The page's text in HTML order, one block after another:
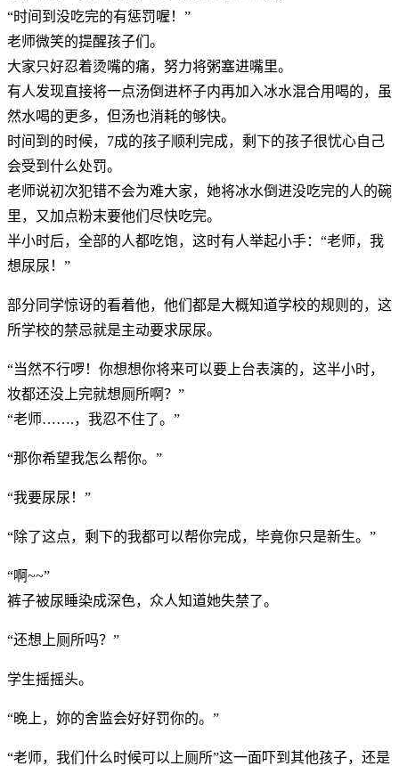
“时间到没吃完的有惩罚喔！”
老师微笑的提醒孩子们。
大家只好忍着烫嘴的痛，努力将粥塞进嘴里。
有人发现直接将一点汤倒进杯子内再加入冰水混合用喝的，虽
然水喝的更多，但汤也消耗的够快。
时间到的时候，7成的孩子顺利完成，剩下的孩子很忧心自己
会受到什么处罚。
老师说初次犯错不会为难大家，她将冰水倒进没吃完的人的碗
里，又加点粉末要他们尽快吃完。
半小时后，全部的人都吃饱，这时有人举起小手：“老师，我
想尿尿！”
部分同学惊讶的看着他，他们都是大概知道学校的规则的，这
所学校的禁忌就是主动要求尿尿。
“当然不行啰！你想想你将来可以要上台表演的，这半小时，
妆都还没上完就想厕所啊？”
“老师…….，我忍不住了。”
“那你希望我怎么帮你。”
“我要尿尿！”
“除了这点，剩下的我都可以帮你完成，毕竟你只是新生。”
“啊~~”
裤子被尿睡染成深色，众人知道她失禁了。
“还想上厕所吗？”
学生摇摇头。
“晚上，妳的舍监会好好罚你的。”
“老师，我们什么时候可以上厕所”这一面吓到其他孩子，还是